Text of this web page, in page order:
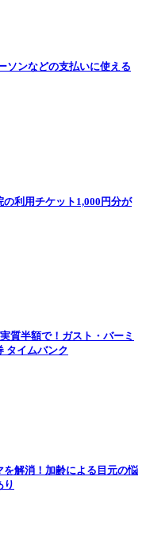
ソンなどの支払いに使える
利用チケット1,000円分が
質半額で！ガスト・バーミ
タイムバンク
を解消！加齢による目元の悩
り